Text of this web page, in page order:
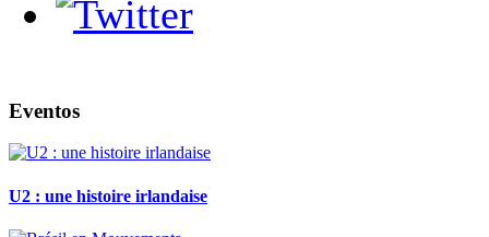
Eventos
U2 : une histoire irlandaise